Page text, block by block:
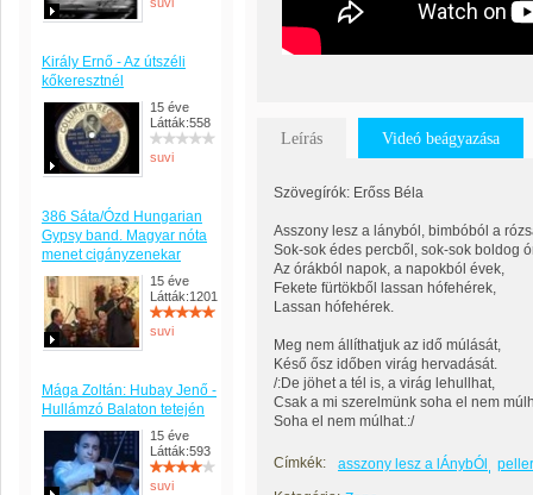
Király Ernő - Az útszéli
kőkeresztnél
15 éve
Látták:558
suvi
386 Sáta/Ózd Hungarian
Gypsy band. Magyar nóta
menet cigányzenekar
15 éve
Látták:1201
suvi
Mága Zoltán: Hubay Jenő -
Hullámzó Balaton tetején
15 éve
Látták:593
suvi
Leírás Videó beágyazása
Szövegírók: Erőss Béla
Asszony lesz a lányból, bimbóból a
Sok-sok édes percből, sok-sok boldog
Az órákból napok, a napokból évek,
Fekete fürtökből lassan hófehérek,
Lassan hófehérek.
Meg nem állíthatjuk az idő múlását,
Késő ősz időben virág hervadását.
/:De jöhet a tél is, a virág lehullhat,
Csak a mi szerelmünk soha el nem
Soha el nem múlhat.:/
Címkék: asszony lesz a lÁnybÓl